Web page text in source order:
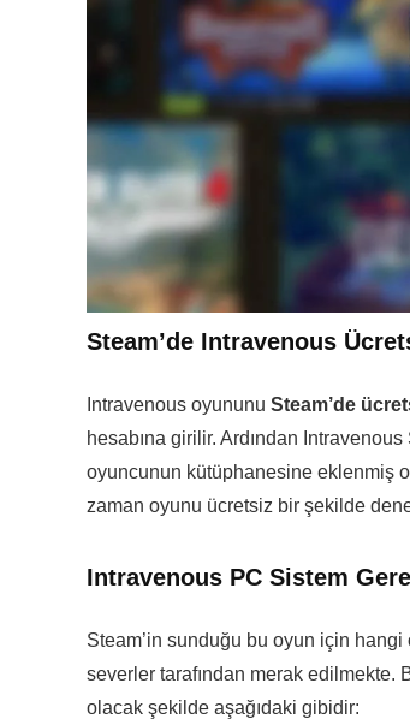
Steam’de Intravenous
Intravenous oyununu Steam’de
hesabına girilir. Ardından
oyuncunun kütüphanesine eklenmiş
zaman oyunu ücretsiz bir şekilde
Intravenous PC Sistem
Steam’in sunduğu bu oyun için
severler tarafından merak edilmekte.
olacak şekilde aşağıdaki gibidir: